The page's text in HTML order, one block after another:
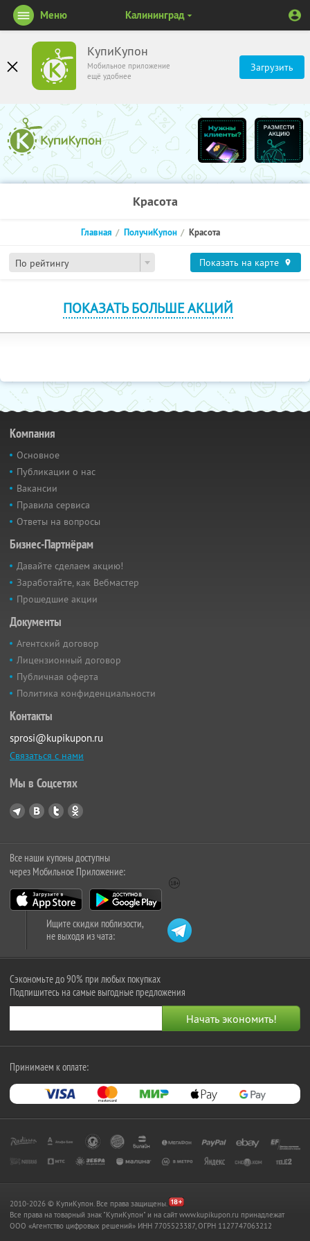
КупиКупон
Мобильное приложение
ещё удобнее
Загрузить
Меню Калининград
Красота
По рейтингу
Главная ПолучиКупон Красота
Показать на карте
ПОКАЗАТЬ БОЛЬШЕ АКЦИЙ
Компания
Основное
Публикации о нас
Вакансии
Правила сервиса
Ответы на вопросы
Бизнес-Партнёрам
Давайте сделаем акцию!
Заработайте, как Вебмастер
Прошедшие акции
Документы
Агентский договор
Лицензионный договор
Публичная оферта
Политика конфиденциальности
Контакты
sprosi@kupikupon.ru
Связаться с нами
Мы в Соцсетях
Все наши купоны доступны
через Мобильное Приложение:
Ищите скидки поблизости,
не выходя из чата:
Сэкономьте до 90% при любых покупках
Подпишитесь на самые выгодные предложения
Принимаем к оплате:
2010-2026 © КупиКупон. Все права защищены.
Все права на товарный знак "КупиКупон" и на сайт www.kupikupon.ru принадлежат
OOO «Агентство цифровых решений» ИНН 7705523387, ОГРН 1127747063212